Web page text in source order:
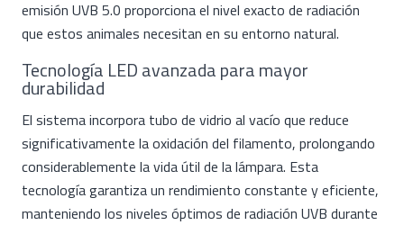
emisión UVB 5.0 proporciona el nivel exacto de radiación
que estos animales necesitan en su entorno natural.
Tecnología LED avanzada para mayor
durabilidad
El sistema incorpora tubo de vidrio al vacío que reduce
significativamente la oxidación del filamento, prolongando
considerablemente la vida útil de la lámpara. Esta
tecnología garantiza un rendimiento constante y eficiente,
manteniendo los niveles óptimos de radiación UVB durante